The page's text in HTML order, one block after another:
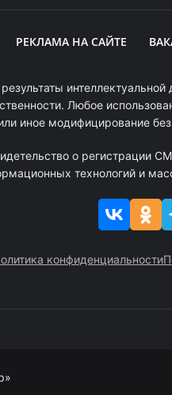
РЕКЛАМА НА САЙТЕ
Любое
иное модифицирование
о
технологий и
конфиденциальности